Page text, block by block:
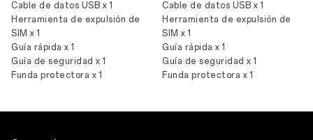
Cable de datos USB x 1
Herramienta de expulsión de
SIM x 1
Guía rápida x 1
Guía de seguridad x 1
Funda protectora x 1
Cable de datos USB x 1
Herramienta de expulsión de
SIM x 1
Guía rápida x 1
Guía de seguridad x 1
Funda protectora x 1